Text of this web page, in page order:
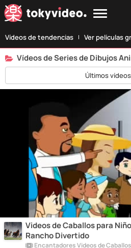
Vídeos de tendencias Ver películas
Vídeos de Series de Dibujos
Últimos vídeos
Videos de Caballos para
Rancho Divertido